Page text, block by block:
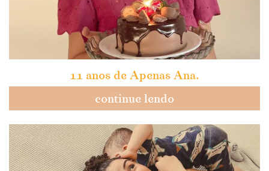
11 anos de Apenas Ana.
continue lendo